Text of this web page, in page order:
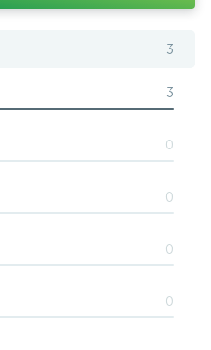
3
3
0
0
0
0